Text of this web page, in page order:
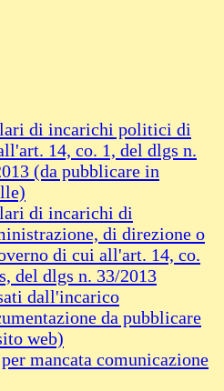
di incarichi politici di
14, co. 1, del dlgs n.
(da pubblicare in
di incarichi di
di direzione o
di cui all'art. 14, co.
del dlgs n. 33/2013
dall'incarico
da pubblicare
web)
mancata comunicazione